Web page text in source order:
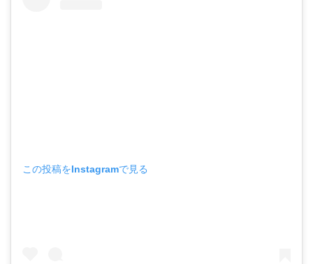
この投稿をInstagramで見る